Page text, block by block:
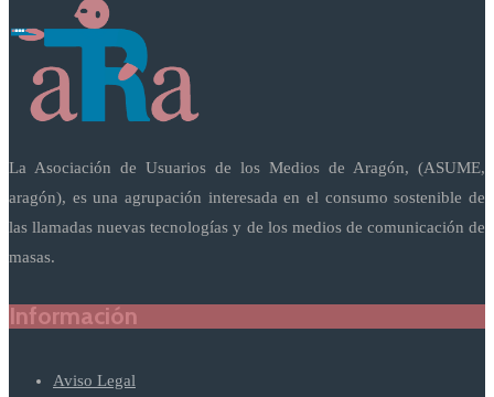
La Asociación de Usuarios de los Medios de Aragón, (ASUME,
aragón), es una agrupación interesada en el consumo sostenible de
las llamadas nuevas tecnologías y de los medios de comunicación de
masas.
Información
Aviso Legal